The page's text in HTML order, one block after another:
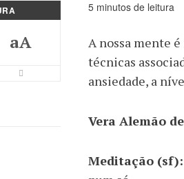
aA
5 minutos de leitura
A nossa mente
técnicas
ansiedade, a
Vera Alemão
Meditação (sf):